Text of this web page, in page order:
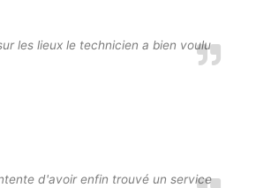
les lieux le technicien a bien voulu
d'avoir enfin trouvé un service